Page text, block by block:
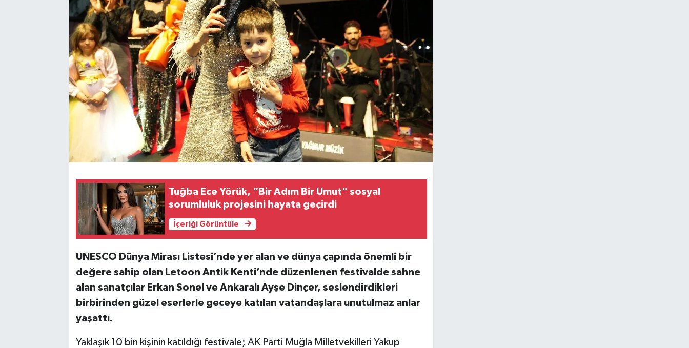
Tuğba Ece Yörük, “Bir Adım Bir Umut" sosyal
sorumluluk projesini hayata geçirdi
İçeriği Görüntüle
UNESCO Dünya Mirası Listesi’nde yer alan ve dünya çapında önemli bir
değere sahip olan Letoon Antik Kenti’nde düzenlenen festivalde sahne
alan sanatçılar Erkan Sonel ve Ankaralı Ayşe Dinçer, seslendirdikleri
birbirinden güzel eserlerle geceye katılan vatandaşlara unutulmaz anlar
yaşattı.
Yaklaşık 10 bin kişinin katıldığı festivale; AK Parti Muğla Milletvekilleri Yakup